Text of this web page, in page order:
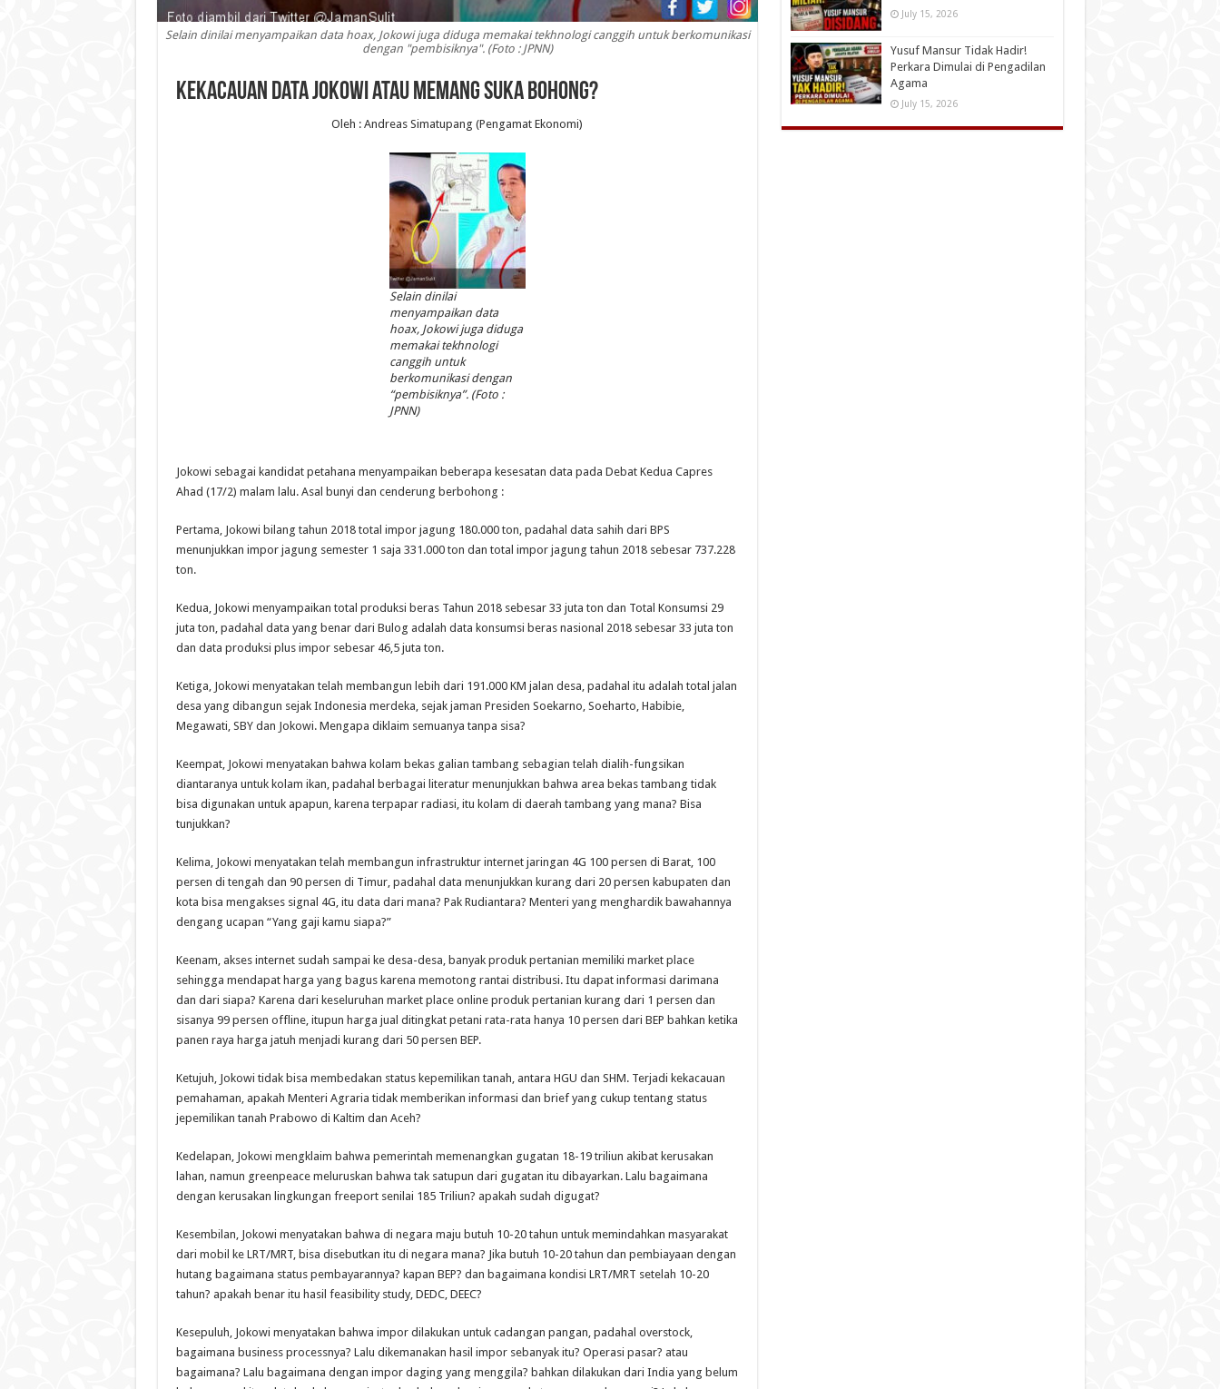
Selain dinilai menyampaikan data hoax, Jokowi juga diduga memakai tekhnologi canggih untuk berkomunikasi
dengan "pembisiknya". (Foto : JPNN)
Kekacauan Data Jokowi atau Memang Suka Bohong?
Oleh : Andreas Simatupang (Pengamat Ekonomi)
Selain dinilai
menyampaikan data
hoax, Jokowi juga diduga
memakai tekhnologi
canggih untuk
berkomunikasi dengan
“pembisiknya”. (Foto :
JPNN)
Jokowi sebagai kandidat petahana menyampaikan beberapa kesesatan data pada Debat Kedua Capres
Ahad (17/2) malam lalu. Asal bunyi dan cenderung berbohong :
Pertama, Jokowi bilang tahun 2018 total impor jagung 180.000 ton, padahal data sahih dari BPS
menunjukkan impor jagung semester 1 saja 331.000 ton dan total impor jagung tahun 2018 sebesar 737.228
ton.
Kedua, Jokowi menyampaikan total produksi beras Tahun 2018 sebesar 33 juta ton dan Total Konsumsi 29
juta ton, padahal data yang benar dari Bulog adalah data konsumsi beras nasional 2018 sebesar 33 juta ton
dan data produksi plus impor sebesar 46,5 juta ton.
Ketiga, Jokowi menyatakan telah membangun lebih dari 191.000 KM jalan desa, padahal itu adalah total jalan
desa yang dibangun sejak Indonesia merdeka, sejak jaman Presiden Soekarno, Soeharto, Habibie,
Megawati, SBY dan Jokowi. Mengapa diklaim semuanya tanpa sisa?
Keempat, Jokowi menyatakan bahwa kolam bekas galian tambang sebagian telah dialih-fungsikan
diantaranya untuk kolam ikan, padahal berbagai literatur menunjukkan bahwa area bekas tambang tidak
bisa digunakan untuk apapun, karena terpapar radiasi, itu kolam di daerah tambang yang mana? Bisa
tunjukkan?
Kelima, Jokowi menyatakan telah membangun infrastruktur internet jaringan 4G 100 persen di Barat, 100
persen di tengah dan 90 persen di Timur, padahal data menunjukkan kurang dari 20 persen kabupaten dan
kota bisa mengakses signal 4G, itu data dari mana? Pak Rudiantara? Menteri yang menghardik bawahannya
dengang ucapan “Yang gaji kamu siapa?”
Keenam, akses internet sudah sampai ke desa-desa, banyak produk pertanian memiliki market place
sehingga mendapat harga yang bagus karena memotong rantai distribusi. Itu dapat informasi darimana
dan dari siapa? Karena dari keseluruhan market place online produk pertanian kurang dari 1 persen dan
sisanya 99 persen offline, itupun harga jual ditingkat petani rata-rata hanya 10 persen dari BEP bahkan ketika
panen raya harga jatuh menjadi kurang dari 50 persen BEP.
Ketujuh, Jokowi tidak bisa membedakan status kepemilikan tanah, antara HGU dan SHM. Terjadi kekacauan
pemahaman, apakah Menteri Agraria tidak memberikan informasi dan brief yang cukup tentang status
jepemilikan tanah Prabowo di Kaltim dan Aceh?
Kedelapan, Jokowi mengklaim bahwa pemerintah memenangkan gugatan 18-19 triliun akibat kerusakan
lahan, namun greenpeace meluruskan bahwa tak satupun dari gugatan itu dibayarkan. Lalu bagaimana
dengan kerusakan lingkungan freeport senilai 185 Triliun? apakah sudah digugat?
Kesembilan, Jokowi menyatakan bahwa di negara maju butuh 10-20 tahun untuk memindahkan masyarakat
dari mobil ke LRT/MRT, bisa disebutkan itu di negara mana? Jika butuh 10-20 tahun dan pembiayaan dengan
hutang bagaimana status pembayarannya? kapan BEP? dan bagaimana kondisi LRT/MRT setelah 10-20
tahun? apakah benar itu hasil feasibility study, DEDC, DEEC?
Kesepuluh, Jokowi menyatakan bahwa impor dilakukan untuk cadangan pangan, padahal overstock,
bagaimana business processnya? Lalu dikemanakan hasil impor sebanyak itu? Operasi pasar? atau
bagaimana? Lalu bagaimana dengan impor daging yang menggila? bahkan dilakukan dari India yang belum
July 15, 2026
Yusuf Mansur Tidak Hadir!
Perkara Dimulai di Pengadilan
Agama
July 15, 2026